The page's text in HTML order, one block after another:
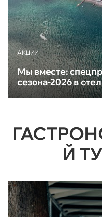
АКЦИИ
Мы вместе:
сезона-2026 в
Й